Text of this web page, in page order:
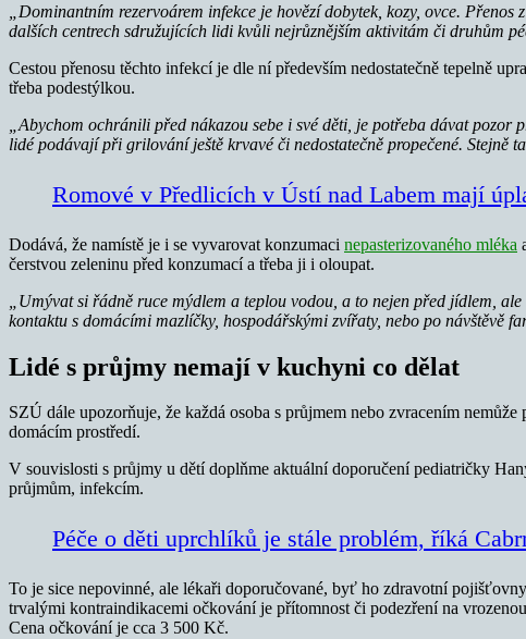
„Dominantním rezervoárem infekce je hovězí dobytek, kozy, ovce.
dalších centrech sdružujících lidi kvůli nejrůznějším aktivitám či druhům
Cestou přenosu těchto infekcí je dle ní především nedostatečně tepelně
třeba podestýlkou.
„Abychom ochránili před nákazou sebe i své děti, je potřeba dávat
lidé podávají při grilování ještě krvavé či nedostatečně propečené. Stejně
Romové v Předlicích v Ústí nad Labem mají
Dodává, že namístě je i se vyvarovat konzumaci nepasterizovaného mléka
čerstvou zeleninu před konzumací a třeba ji i oloupat.
„Umývat si řádně ruce mýdlem a teplou vodou, a to nejen před jídlem,
kontaktu s domácími mazlíčky, hospodářskými zvířaty, nebo po návštěvě
Lidé s průjmy nemají v kuchyni co dělat
SZÚ dále upozorňuje, že každá osoba s průjmem nebo zvracením
domácím prostředí.
V souvislosti s průjmy u dětí doplňme aktuální doporučení pediatričky
průjmům, infekcím.
Péče o děti uprchlíků je stále problém, říká
To je sice nepovinné, ale lékaři doporučované, byť ho zdravotní
trvalými kontraindikacemi očkování je přítomnost či podezření na
Cena očkování je cca 3 500 Kč.